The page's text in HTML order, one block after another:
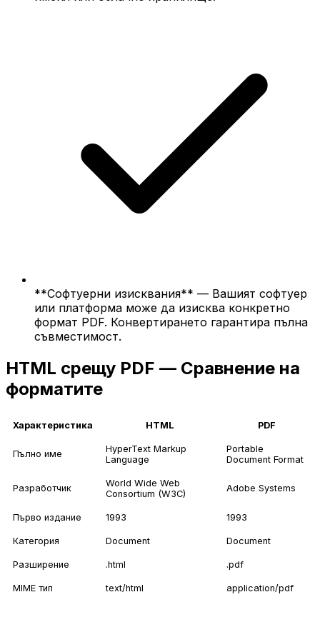
**Софтуерни изисквания** — Вашият софтуер
или платформа може да изисква конкретно
формат PDF. Конвертирането гарантира пълна
съвместимост.
HTML срещу PDF — Сравнение на
форматите
Характеристика HTML PDF
Пълно име
HyperText Markup
Language
Portable
Document Format
Разработчик
World Wide Web
Consortium (W3C)
Adobe Systems
Първо издание 1993 1993
Категория Document Document
Разширение .html .pdf
MIME тип text/html application/pdf